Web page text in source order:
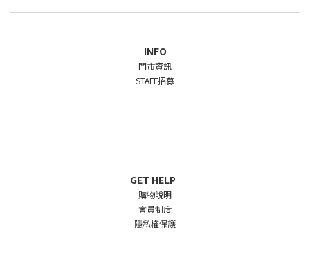
INFO
門市資訊
STAFF招募
GET HELP
購物說明
會員制度
隱私權保護